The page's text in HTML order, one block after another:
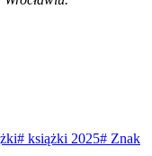
# książki 2025# Znak